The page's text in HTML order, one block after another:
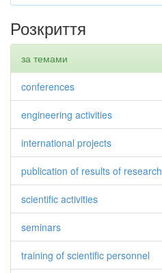
Розкриття
за темами
conferences
engineering activities
international projects
publication of results of research
scientific activities
seminars
training of scientific personnel